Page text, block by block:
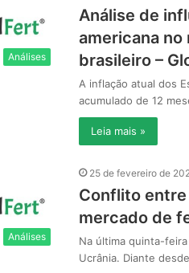
Análises
Análise de
americana
brasileiro –
A inflação atual dos
acumulado de 12
Leia mais »
Análises
25 de fevereiro de
Conflito entre
mercado de
Na última quinta-
Ucrânia. Diante